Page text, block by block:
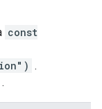
const
.
.